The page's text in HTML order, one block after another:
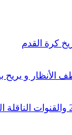
الأنظار و يريح